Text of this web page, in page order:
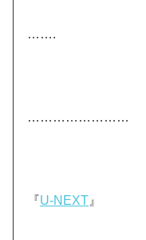
…….
……………………
『U-NEXT 』